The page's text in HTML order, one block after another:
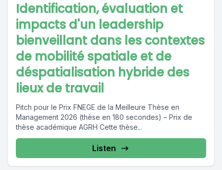
Identification, évaluation et
impacts d'un leadership
bienveillant dans les contextes
de mobilité spatiale et de
déspatialisation hybride des
lieux de travail
Pitch pour le Prix FNEGE de la Meilleure Thèse en
Management 2026 (thèse en 180 secondes) – Prix de
thèse académique AGRH Cette thèse...
Listen